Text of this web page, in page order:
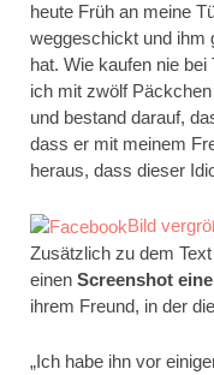
heute Früh an meine
weggeschickt und ihm
hat. Wie kaufen nie
ich mit zwölf
und bestand darauf,
dass er mit meinem
heraus, dass dieser
Bild
Zusätzlich zu dem
einen Screenshot
ihrem Freund, in der
„Ich habe ihn vor